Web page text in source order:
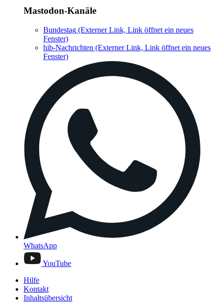
Mastodon-Kanäle
Bundestag (Externer Link, Link öffnet ein neues
Fenster)
hib-Nachrichten (Externer Link, Link öffnet ein neues
Fenster)
WhatsApp
YouTube
Hilfe
Kontakt
Inhaltsübersicht